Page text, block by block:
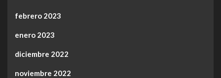
febrero 2023
enero 2023
diciembre 2022
noviembre 2022